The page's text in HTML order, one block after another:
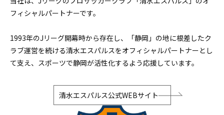
フィシャルパートナーです。
1993年のJリーグ開幕時から存在し、「静岡」の地に根差したク
ラブ運営を続ける清水エスパルスをオフィシャルパートナーとし
て支え、スポーツで静岡が活性化するよう応援しています。
清水エスパルス公式WEBサイト